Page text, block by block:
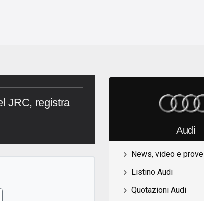
JRC, registra
Audi
News, video e prove
Listino Audi
Quotazioni Audi